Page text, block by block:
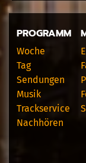
PROGRAMM
Woche
Tag
Sendungen
Musik
Trackservice
Nachhören